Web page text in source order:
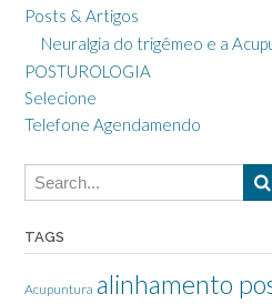
Posts & Artigos
Neuralgia do trigêmeo e a
POSTUROLOGIA
Selecione
Telefone Agendamendo
TAGS
Acupuntura alinhamento